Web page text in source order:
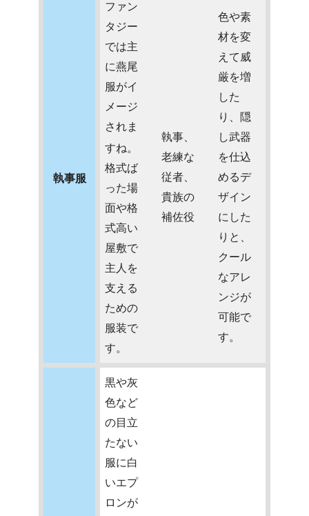
執事服
ファン
タジー
では主
に燕尾
服がイ
メージ
されま
すね。
格式ば
った場
面や格
式高い
屋敷で
主人を
支える
ための
服装で
す。
執事、
老練な
従者、
貴族の
補佐役
色や素
材を変
えて威
厳を増
した
り、隠
し武器
を仕込
めるデ
ザイン
にした
りと、
クール
なアレ
ンジが
可能で
す。
黒や灰
色など
の目立
たない
服に白
いエプ
ロンが